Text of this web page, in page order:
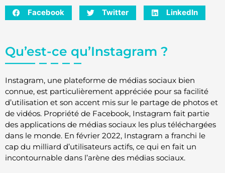
Facebook Twitter LinkedIn
Qu’est-ce qu’Instagram ?
Instagram, une plateforme de médias sociaux bien
connue, est particulièrement appréciée pour sa facilité
d’utilisation et son accent mis sur le partage de photos et
de vidéos. Propriété de Facebook, Instagram fait partie
des applications de médias sociaux les plus téléchargées
dans le monde. En février 2022, Instagram a franchi le
cap du milliard d’utilisateurs actifs, ce qui en fait un
incontournable dans l’arène des médias sociaux.